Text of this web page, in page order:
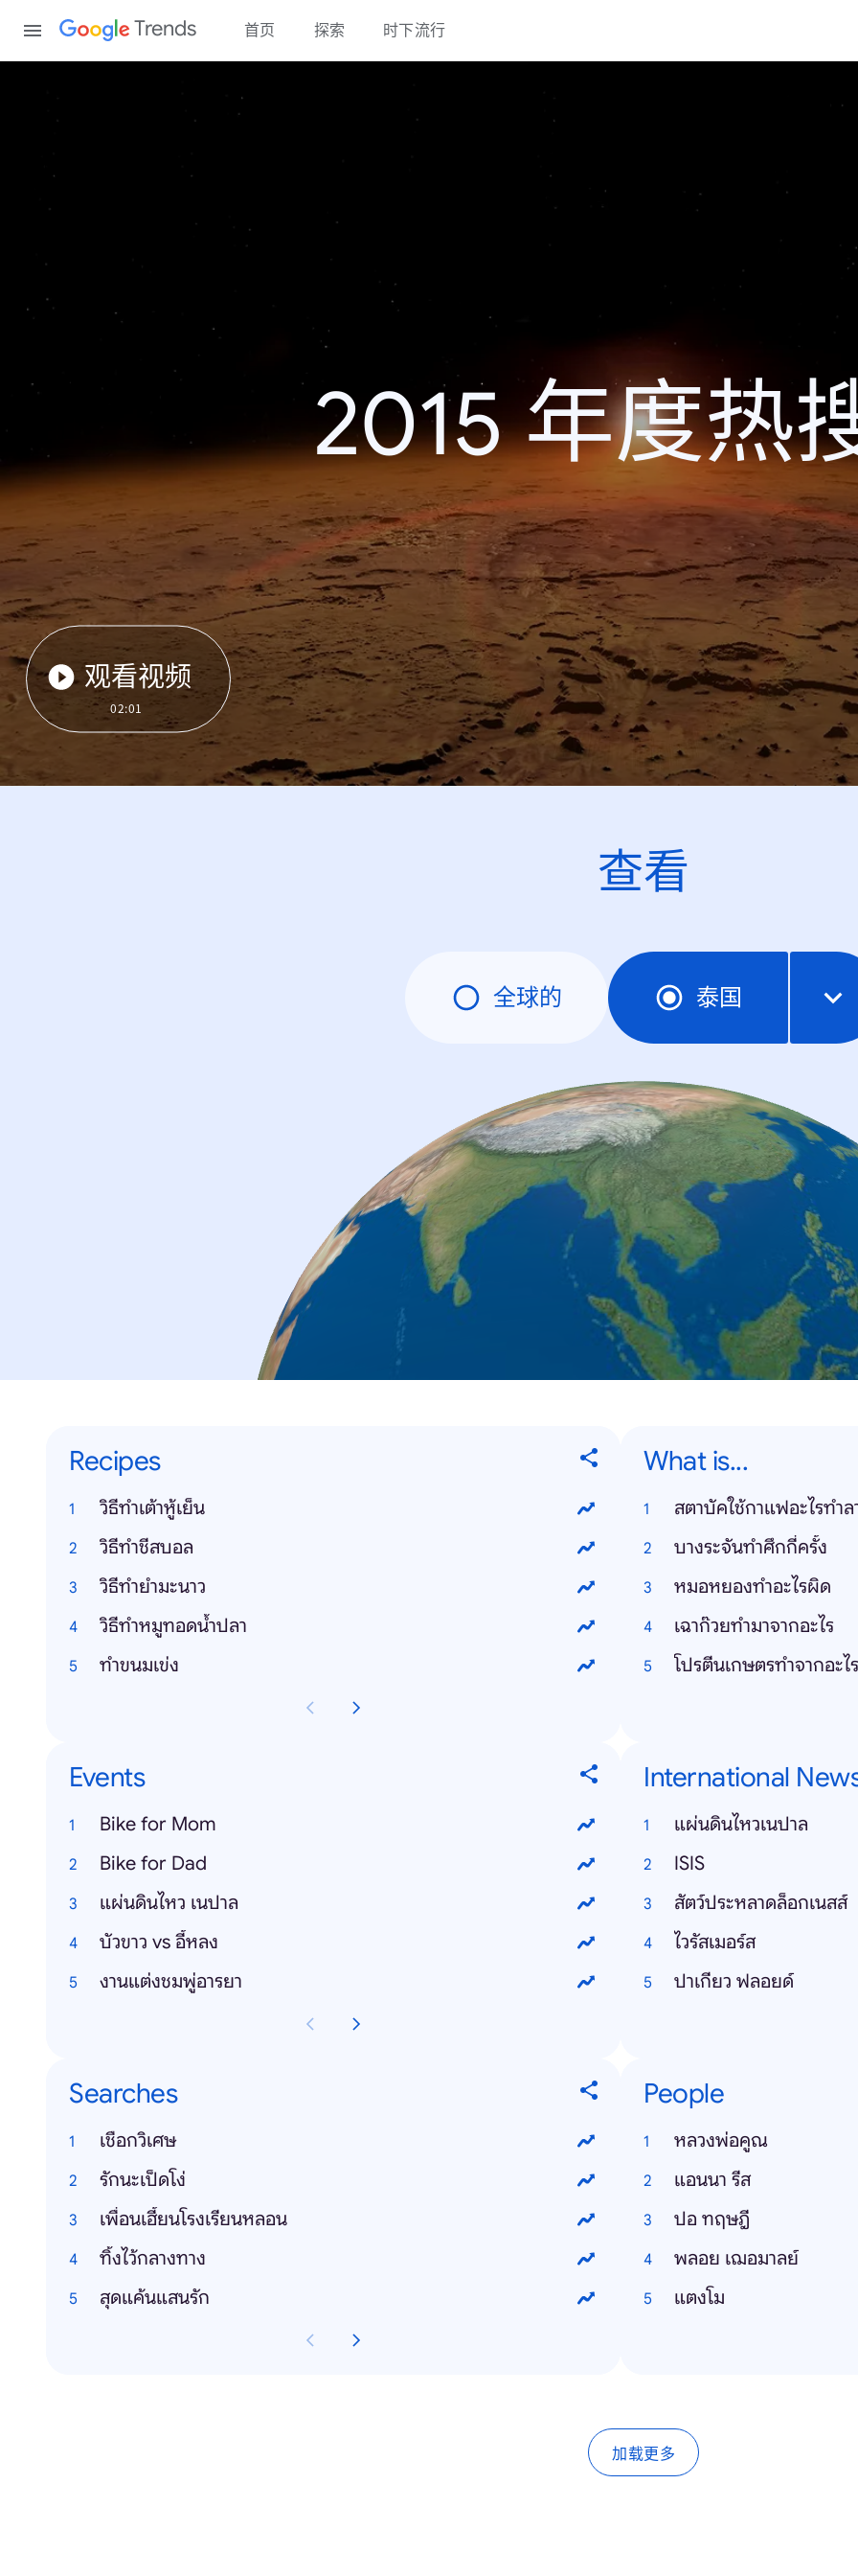
Trends 首页 探索 时下流行
2015 年度热
观看视频
02:01
查看
全球的 泰国
Recipes
วิธีทำเต้าหู้เย็น
วิธีทำชีสบอล
วิธีทำยำมะนาว
วิธีทำหมูทอดน้ำปลา
ทำขนมเข่ง
What is...
สตาบัคใช้กาแฟอะไรทำล
บางระจันทำศึกกี่ครั้ง
หมอหยองทำอะไรผิด
เฉาก๊วยทำมาจากอะไร
โปรตีนเกษตรทำจากอะไร
Events
Bike for Mom
Bike for Dad
แผ่นดินไหว เนปาล
บัวขาว vs อี้หลง
งานแต่งชมพู่อารยา
International
แผ่นดินไหวเนปาล
ISIS
สัตว์ประหลาดล็อกเนสส์
ไวรัสเมอร์ส
ปาเกียว ฟลอยด์
Searches
เชือกวิเศษ
รักนะเป็ดโง่
เพื่อนเฮี้ยนโรงเรียนหลอน
ทิ้งไว้กลางทาง
สุดแค้นแสนรัก
People
หลวงพ่อคูณ
แอนนา รีส
ปอ ทฤษฎี
พลอย เฌอมาลย์
แตงโม
加载更多